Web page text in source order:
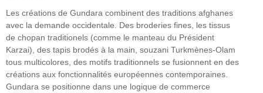
Les créations de Gundara combinent des traditions afghanes
avec la demande occidentale. Des broderies fines, les tissus
de chopan traditionels (comme le manteau du Président
Karzai), des tapis brodés à la main, souzani Turkmènes-Olam
tous multicolores, des motifs traditionnels se fusionnent en des
créations aux fonctionnalités européennes contemporaines.
Gundara se positionne dans une logique de commerce